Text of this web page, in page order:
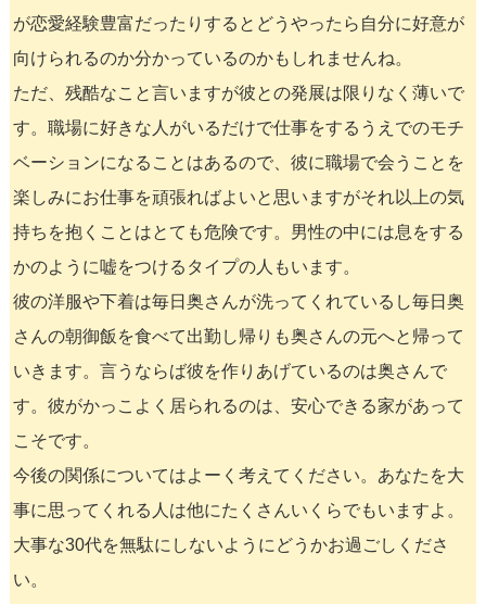
が恋愛経験豊富だったりするとどうやったら自分に好意が
向けられるのか分かっているのかもしれませんね。
ただ、残酷なこと言いますが彼との発展は限りなく薄いで
す。職場に好きな人がいるだけで仕事をするうえでのモチ
ベーションになることはあるので、彼に職場で会うことを
楽しみにお仕事を頑張ればよいと思いますがそれ以上の気
持ちを抱くことはとても危険です。男性の中には息をする
かのように嘘をつけるタイプの人もいます。
彼の洋服や下着は毎日奥さんが洗ってくれているし毎日奥
さんの朝御飯を食べて出勤し帰りも奥さんの元へと帰って
いきます。言うならば彼を作りあげているのは奥さんで
す。彼がかっこよく居られるのは、安心できる家があって
こそです。
今後の関係についてはよーく考えてください。あなたを大
事に思ってくれる人は他にたくさんいくらでもいますよ。
大事な30代を無駄にしないようにどうかお過ごしくださ
い。